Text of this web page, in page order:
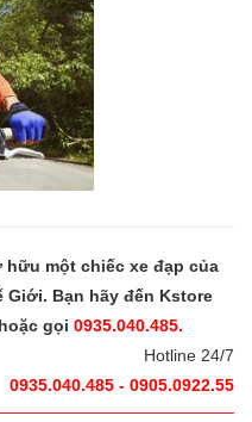
hữu một chiếc xe đạp của
Bạn hãy đến Kstore
gọi 0935.040.485.
Hotline 24/7
0935.040.485 - 0905.0922.55